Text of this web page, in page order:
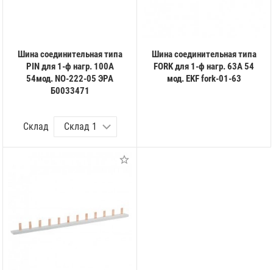
Шина соединительная типа
PIN для 1-ф нагр. 100А
54мод. NO-222-05 ЭРА
Б0033471
Склад
Шина соединительная типа
FORK для 1-ф нагр. 63А 54
мод. EKF fork-01-63